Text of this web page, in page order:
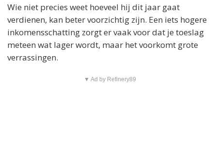
Wie niet precies weet hoeveel hij dit jaar gaat
verdienen, kan beter voorzichtig zijn. Een iets hogere
inkomensschatting zorgt er vaak voor dat je toeslag
meteen wat lager wordt, maar het voorkomt grote
verrassingen.
▼ Ad by Refinery89